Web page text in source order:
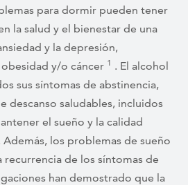
para dormir pueden tener
la salud y el bienestar de una
y la depresión,
y/o cáncer 1 . El alcohol
sus síntomas de abstinencia,
descanso saludables, incluidos
el sueño y la calidad
los problemas de sueño
de los síntomas de
han demostrado que la